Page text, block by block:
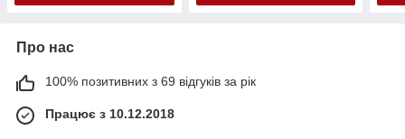
Про нас
100% позитивних з 69 відгуків за рік
Працює з 10.12.2018